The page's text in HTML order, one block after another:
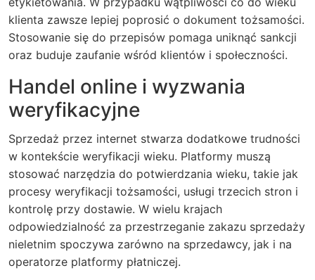
klienta zawsze lepiej poprosić o dokument tożsamości.
Stosowanie się do przepisów pomaga uniknąć sankcji
oraz buduje zaufanie wśród klientów i społeczności.
Handel online i wyzwania
weryfikacyjne
Sprzedaż przez internet stwarza dodatkowe trudności
w kontekście weryfikacji wieku. Platformy muszą
stosować narzędzia do potwierdzania wieku, takie jak
procesy weryfikacji tożsamości, usługi trzecich stron i
kontrolę przy dostawie. W wielu krajach
odpowiedzialność za przestrzeganie zakazu sprzedaży
nieletnim spoczywa zarówno na sprzedawcy, jak i na
operatorze platformy płatniczej.